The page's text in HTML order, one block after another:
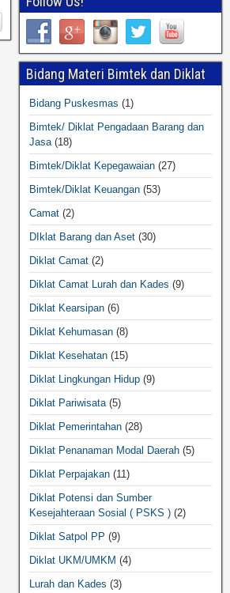
Bidang Materi Bimtek dan Diklat
Bidang Puskesmas (1)
Bimtek/ Diklat Pengadaan Barang dan
Jasa (18)
Bimtek/Diklat Kepegawaian (27)
Bimtek/Diklat Keuangan (53)
Camat (2)
DIklat Barang dan Aset (30)
Diklat Camat (2)
Diklat Camat Lurah dan Kades (9)
Diklat Kearsipan (6)
Diklat Kehumasan (8)
Diklat Kesehatan (15)
Diklat Lingkungan Hidup (9)
Diklat Pariwisata (5)
Diklat Pemerintahan (28)
Diklat Penanaman Modal Daerah (5)
Diklat Perpajakan (11)
Diklat Potensi dan Sumber
Kesejahteraan Sosial ( PSKS ) (2)
Diklat Satpol PP (9)
Diklat UKM/UMKM (4)
Lurah dan Kades (3)